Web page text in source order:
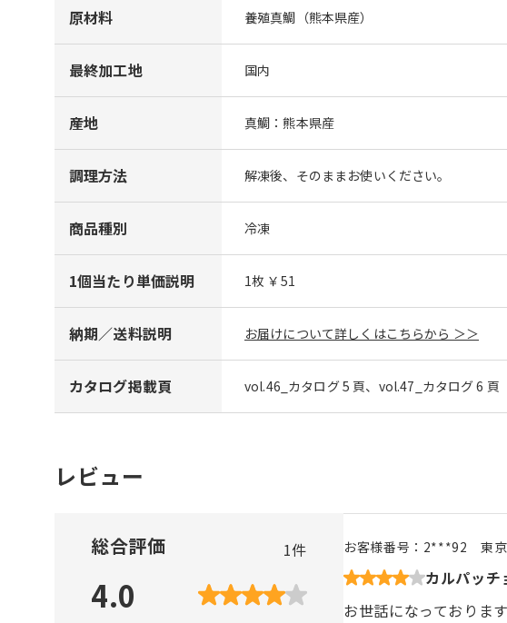
原材料 養殖真鯛（熊本県産）
最終加工地 国内
産地 真鯛：熊本県産
調理方法 解凍後、そのままお使いください。
商品種別 冷凍
1個当たり単価説明 1枚 ￥51
納期／送料説明 お届けについて詳しくはこちらから ＞＞
カタログ掲載頁 vol.46_カタログ 5 頁、vol.47_カタログ 6 頁
レビュー
総合評価 1件
4.0
お客様番号： 2***92 東
カルパッチ
お世話になっております